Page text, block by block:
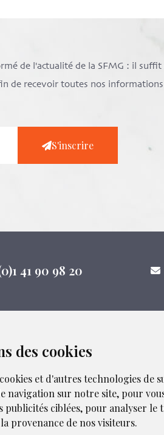
des cookies
et d'autres technologies de
navigation sur notre site, pour
publicités ciblées, pour analyser
provenance de nos visiteurs.
de l'actualité de la SFMG : il suffit
de recevoir toutes nos
S'inscrire
41 90 98 20
nous sur les réseaux